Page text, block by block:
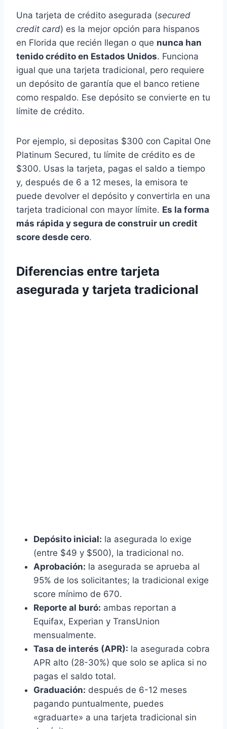
Una tarjeta de crédito asegurada (secured
credit card) es la mejor opción para hispanos
en Florida que recién llegan o que nunca han
tenido crédito en Estados Unidos. Funciona
igual que una tarjeta tradicional, pero requiere
un depósito de garantía que el banco retiene
como respaldo. Ese depósito se convierte en tu
límite de crédito.
Por ejemplo, si depositas $300 con Capital One
Platinum Secured, tu límite de crédito es de
$300. Usas la tarjeta, pagas el saldo a tiempo
y, después de 6 a 12 meses, la emisora te
puede devolver el depósito y convertirla en una
tarjeta tradicional con mayor límite. Es la forma
más rápida y segura de construir un credit
score desde cero.
Diferencias entre tarjeta
asegurada y tarjeta tradicional
Depósito inicial: la asegurada lo exige
(entre $49 y $500), la tradicional no.
Aprobación: la asegurada se aprueba al
95% de los solicitantes; la tradicional exige
score mínimo de 670.
Reporte al buró: ambas reportan a
Equifax, Experian y TransUnion
mensualmente.
Tasa de interés (APR): la asegurada cobra
APR alto (28-30%) que solo se aplica si no
pagas el saldo total.
Graduación: después de 6-12 meses
pagando puntualmente, puedes
«graduarte» a una tarjeta tradicional sin